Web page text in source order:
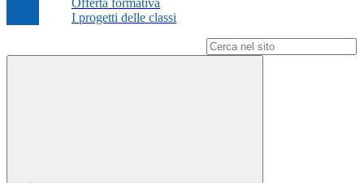
Offerta formativa
I progetti delle classi